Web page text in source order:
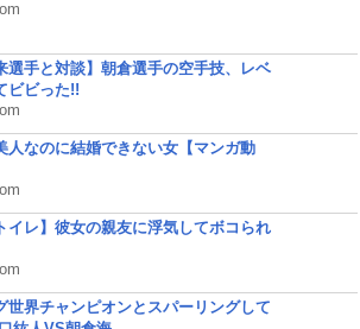
選手と対談】朝倉選手の空手技、レベ
ビビった!!
人なのに結婚できない女【マンガ動
イレ】彼女の親友に浮気してボコられ
世界チャンピオンとスパーリングして